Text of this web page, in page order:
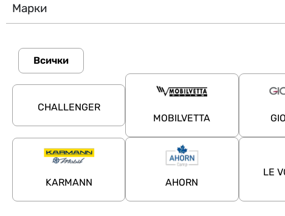
Марки
Всички
CHALLENGER
MOBILVETTA
KARMANN AHORN
LE